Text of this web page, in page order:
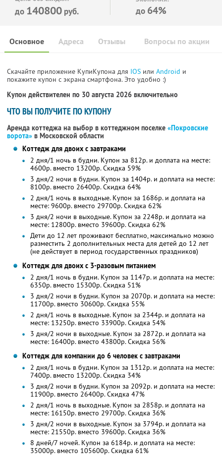
до 140800 руб. до 64%
Основное Отзывы Вопросы по акции
Адреса
Скачайте приложение КупиКупона для IOS или Android и
покажите купон с экрана смартфона. Это удобно :)
Купон действителен по 30 августа 2026 включительно
ЧТО ВЫ ПОЛУЧИТЕ ПО КУПОНУ
Аренда коттеджа на выбор в коттеджном поселке «Покровские
ворота» в Московской области
Коттедж для двоих с завтраками
2 дня/1 ночь в будни. Купон за 812р. и доплата на месте:
4600р. вместо 13200р. Скидка 59%
3 дня/2 ночи в будни. Купон за 1404р. и доплата на месте:
8100р. вместо 26400р. Скидка 64%
2 дня/1 ночь в выходные. Купон за 1686р. и доплата на
месте: 9600р. вместо 29700р. Скидка 62%
3 дня/2 ночи в выходные. Купон за 2248р. и доплата на
месте: 12800р. вместо 39600р. Скидка 62%
Дети до 12 лет проживают бесплатно, максимально можно
разместить 2 дополнительных места для детей до 12 лет
(не действует в период государственных праздников)
Коттедж для двоих с 3-разовым питанием
2 дня/1 ночь в будни. Купон за 1147р. и доплата на месте:
6350р. вместо 15300р. Скидка 51%
3 дня/2 ночи в будни. Купон за 2070р. и доплата на месте:
11700р. вместо 30600р. Скидка 55%
2 дня/1 ночь в выходные. Купон за 2344р. и доплата на
месте: 13250р. вместо 33900р. Скидка 54%
3 дня/2 ночи в выходные. Купон за 2872р. и доплата на
месте: 16400р. вместо 43800р. Скидка 56%
Коттедж для компании до 6 человек с завтраками
2 дня/1 ночь в будни. Купон за 1312р. и доплата на месте:
7400р. вместо 13200р. Скидка 34%
3 дня/2 ночи в будни. Купон за 2092р. и доплата на месте:
11900р. вместо 26400р. Скидка 47%
2 дня/1 ночь в выходные. Купон за 2858р. и доплата на
месте: 16150р. вместо 29700р. Скидка 36%
3 дня/2 ночи в выходные. Купон за 3794р. и доплата на
месте: 21550р. вместо 39600р. Скидка 36%
8 дней/7 ночей. Купон за 6184р. и доплата на месте:
35000р. вместо 105600р. Скидка 61%